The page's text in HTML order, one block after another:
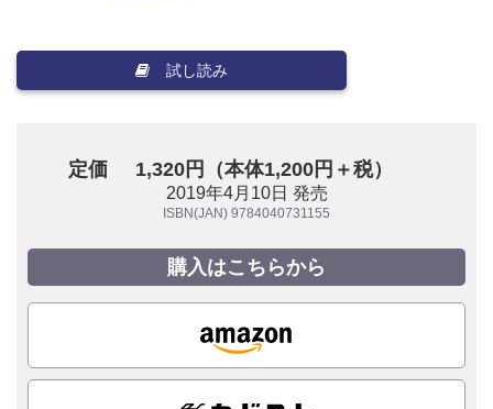
試し読み
定価 1,320円（本体1,200円＋税）
2019年4月10日 発売
ISBN(JAN) 9784040731155
購入はこちらから